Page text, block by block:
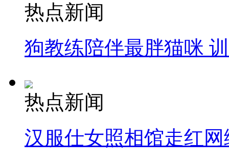
热点新闻
狗教练陪伴最胖猫咪
热点新闻
汉服仕女照相馆走红网